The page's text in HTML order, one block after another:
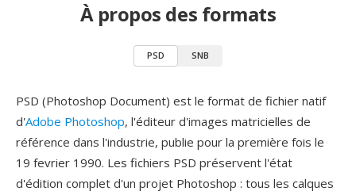
À propos des formats
PSD SNB
PSD (Photoshop Document) est le format de fichier natif
d'Adobe Photoshop, l'éditeur d'images matricielles de
référence dans l'industrie, publie pour la première fois le
19 fevrier 1990. Les fichiers PSD préservent l'état
d'édition complet d'un projet Photoshop : tous les calques